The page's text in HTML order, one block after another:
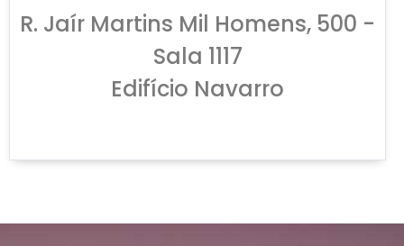
R. Jaír Martins Mil Homens, 500 -
Sala 1117
Edifício Navarro